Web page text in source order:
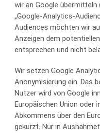
wir an Google übermitteln
„Google-Analytics-
Audiences möchten wir
Anzeigen dem
entsprechen und nicht
Wir setzen Google
Anonymisierung ein. Das
Nutzer wird von Google
Europäischen Union oder
Abkommens über den
gekürzt. Nur in